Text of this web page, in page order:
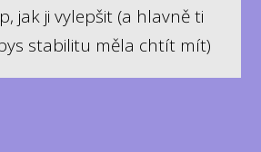
jak ji vylepšit (a hlavně ti
stabilitu měla chtít mít)